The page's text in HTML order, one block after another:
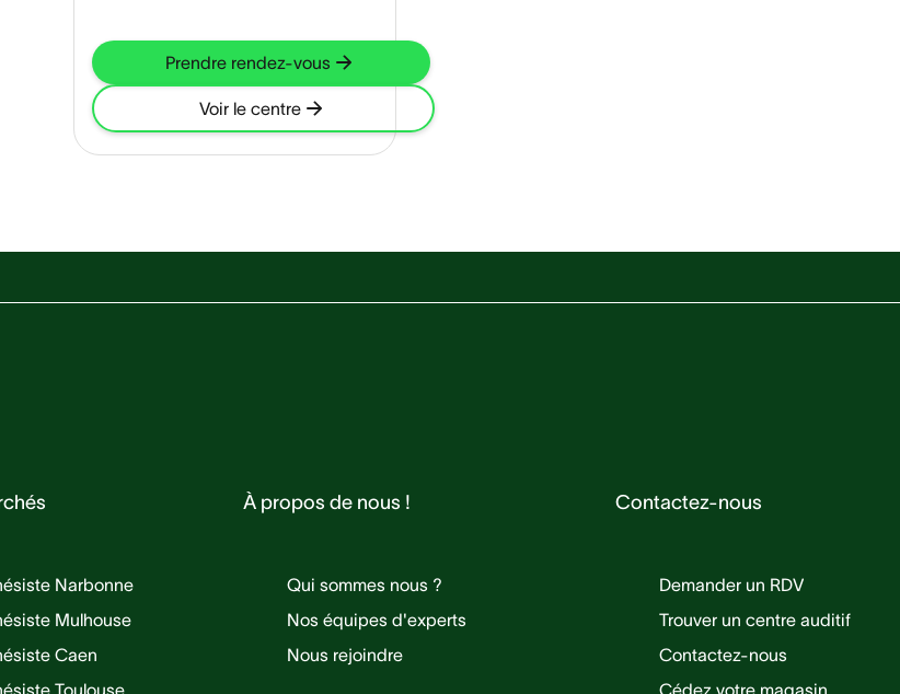
Prendre rendez-vous
Voir le centre
Narbonne
Mulhouse
Caen
Toulouse
À propos de nous !
Qui sommes nous ?
Nos équipes d'experts
Nous rejoindre
Contactez-nous
Demander un RDV
Trouver un centre auditif
Contactez-nous
Cédez votre magasin